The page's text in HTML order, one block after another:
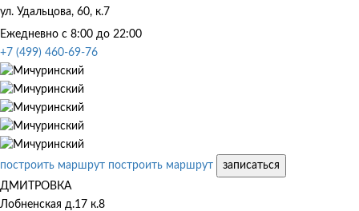
ул. Удальцова, 60, к.7
Ежедневно с 8:00 до 22:00
+7 (499) 460-69-76
построить маршрут построить маршрут
записаться
ДМИТРОВКА
Лобненская д.17 к.8